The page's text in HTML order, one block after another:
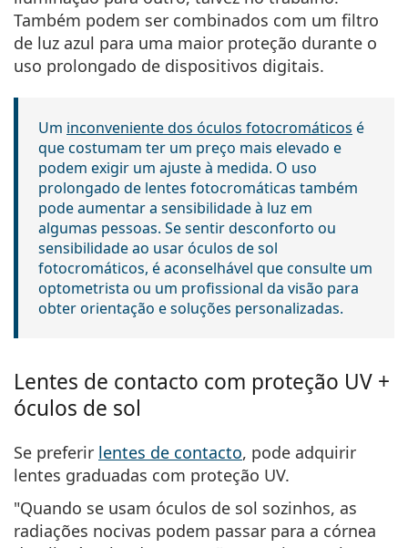
Também podem ser combinados com um filtro
de luz azul para uma maior proteção durante o
uso prolongado de dispositivos digitais.
Um inconveniente dos óculos fotocromáticos é
que costumam ter um preço mais elevado e
podem exigir um ajuste à medida. O uso
prolongado de lentes fotocromáticas também
pode aumentar a sensibilidade à luz em
algumas pessoas. Se sentir desconforto ou
sensibilidade ao usar óculos de sol
fotocromáticos, é aconselhável que consulte um
optometrista ou um profissional da visão para
obter orientação e soluções personalizadas.
Lentes de contacto com proteção UV +
óculos de sol
Se preferir lentes de contacto, pode adquirir
lentes graduadas com proteção UV.
"Quando se usam óculos de sol sozinhos, as
radiações nocivas podem passar para a córnea